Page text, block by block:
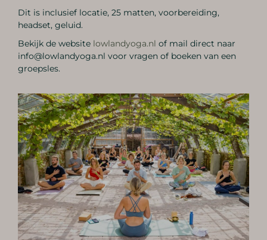
Dit is inclusief locatie, 25 matten, voorbereiding,
headset, geluid.
Bekijk de website lowlandyoga.nl of mail direct naar
info@lowlandyoga.nl voor vragen of boeken van een
groepsles.